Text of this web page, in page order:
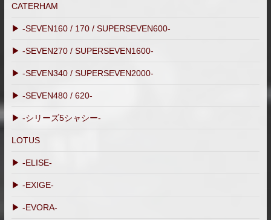
CATERHAM
▶ -SEVEN160 / 170 / SUPERSEVEN600-
▶ -SEVEN270 / SUPERSEVEN1600-
▶ -SEVEN340 / SUPERSEVEN2000-
▶ -SEVEN480 / 620-
▶ -シリーズ5シャシー-
LOTUS
▶ -ELISE-
▶ -EXIGE-
▶ -EVORA-